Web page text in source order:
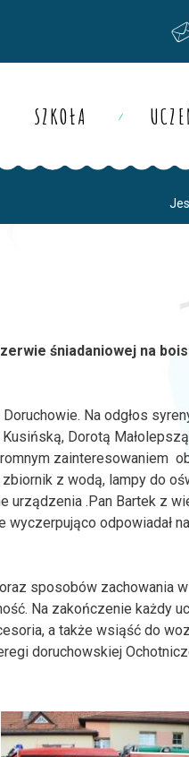
SZKOŁA
śniadaniowej na
Na odgłos
Dorotą
zainteresowaniem
z wodą, lampy do
urządzenia .Pan Bartek z
wyczerpująco odpowiadał
sposobów zachowania
Na zakończenie każdy
a także wsiąść do
doruchowskiej